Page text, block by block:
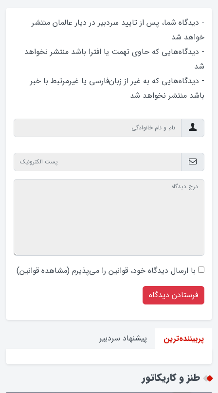
- دیدگاه شما، پس از تایید سردبیر در دیار عالمان منتشر
خواهد‌ شد
- دیدگاه‌هایی که حاوی تهمت یا افترا باشد منتشر نخواهد‌
شد
- دیدگاه‌هایی که به غیر از زبان‌فارسی یا غیرمرتبط با خبر
باشد منتشر نخواهد‌ شد
با ارسال دیدگاه‌ خود، قوانین را می‌پذیرم (مشاهده قوانین)
پربیننده‌ترین پیشنهاد سردبیر
طنز و کاریکاتور